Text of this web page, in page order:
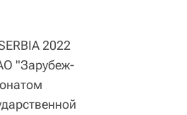
2022
"Зарубеж-